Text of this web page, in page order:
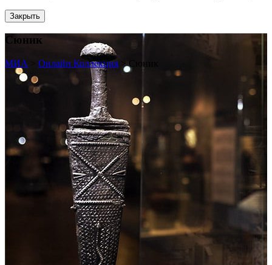
Закрыть
Сюник
МИА Онлайн Коллекция >Сюник